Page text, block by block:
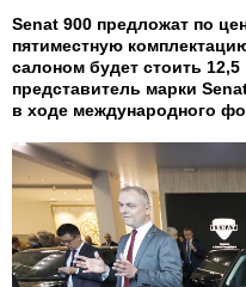
Senat 900 предложат по
пятиместную
салоном будет стоить
представитель марки
в ходе международного